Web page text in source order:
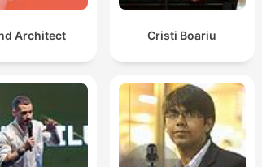
Architect Cristi Boariu